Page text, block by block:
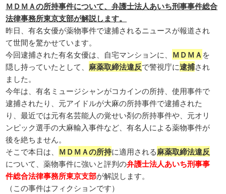
ＭＤＭＡの所持事件について、弁護士法人あいち刑事事件総合
法律事務所東京支部が解説します。
昨日、有名女優が薬物事件で逮捕されるニュースが報道され
て世間を驚かせています。
今回逮捕された有名女優は、自宅マンションに、 ＭＤＭＡを
隠し持っていたとして、 麻薬取締法違反で警視庁に逮捕され
ました。
今年は、有名ミュージシャンがコカインの所持、使用事件で
逮捕されたり、元アイドルが大麻の所持事件で逮捕された
り、最近では元有名芸能人の覚せい剤の所持事件や、元オリ
ンピック選手の大麻輸入事件など、有名人による薬物事件が
後を絶ちません。
そこで本日は、 ＭＤＭＡの所持に適用される麻薬取締法違反
について、薬物事件に強いと評判の弁護士法人あいち刑事事
件総合法律事務所東京支部が解説します。
（この事件はフィクションです）